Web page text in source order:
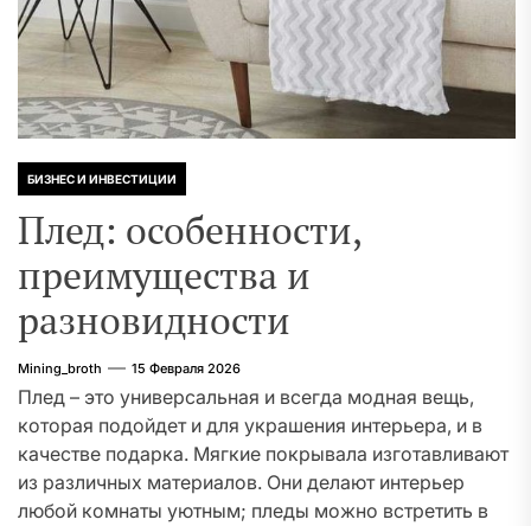
БИЗНЕС И ИНВЕСТИЦИИ
Плед: особенности,
преимущества и
разновидности
Mining_broth 15 Февраля 2026
Плед – это универсальная и всегда модная вещь,
которая подойдет и для украшения интерьера, и в
качестве подарка. Мягкие покрывала изготавливают
из различных материалов. Они делают интерьер
любой комнаты уютным; пледы можно встретить в